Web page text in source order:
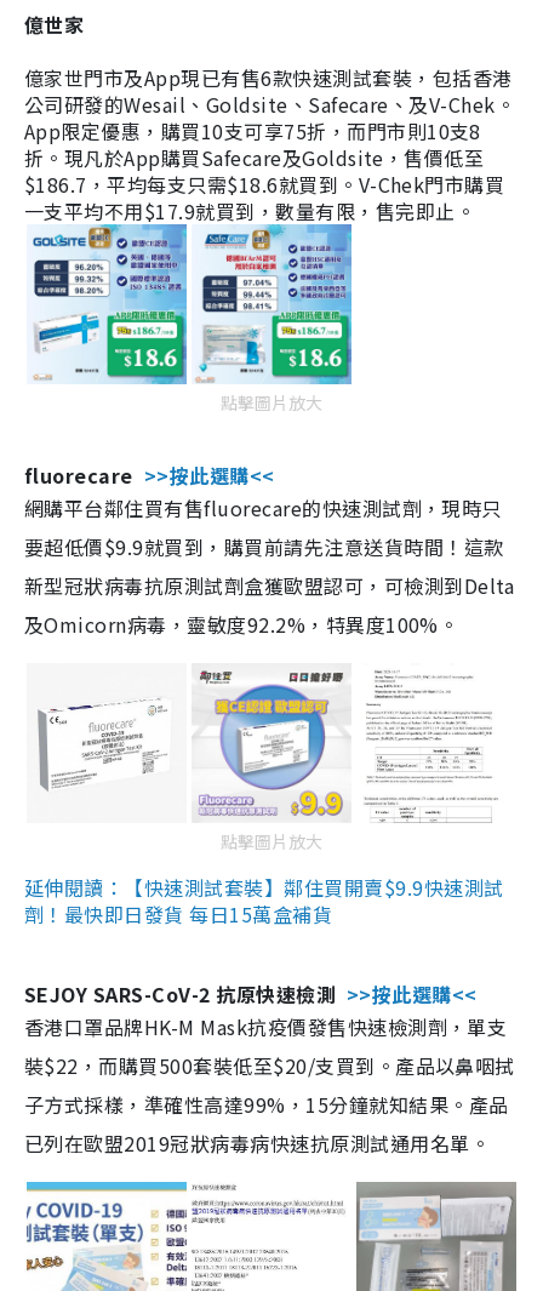
億世家
億家世門市及App現已有售6款快速測試套裝，包括香港
公司研發的Wesail、Goldsite、Safecare、及V-Chek。
App限定優惠，購買10支可享75折，而門市則10支8
折。現凡於App購買Safecare及Goldsite，售價低至
$186.7，平均每支只需$18.6就買到。V-Chek門市購買
一支平均不用$17.9就買到，數量有限，售完即止。
點擊圖片放大
fluorecare >>按此選購<<
網購平台鄰住買有售fluorecare的快速測試劑，現時只
要超低價$9.9就買到，購買前請先注意送貨時間！這款
新型冠狀病毒抗原測試劑盒獲歐盟認可，可檢測到Delta
及Omicorn病毒，靈敏度92.2%，特異度100%。
點擊圖片放大
延伸閱讀：【快速測試套裝】鄰住買開賣$9.9快速測試
劑！最快即日發貨 每日15萬盒補貨
SEJOY SARS-CoV-2 抗原快速檢測 >>按此選購<<
香港口罩品牌HK-M Mask抗疫價發售快速檢測劑，單支
裝$22，而購買500套裝低至$20/支買到。產品以鼻咽拭
子方式採樣，準確性高達99%，15分鐘就知結果。產品
已列在歐盟2019冠狀病毒病快速抗原測試通用名單。